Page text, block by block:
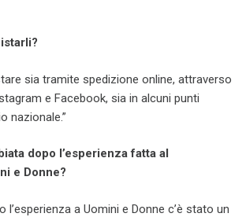
sia tramite spedizione online, attraverso
e Facebook, sia in alcuni punti
nazionale.”
dopo l’esperienza fatta al
e Donne?
l’esperienza a Uomini e Donne c’è stato un